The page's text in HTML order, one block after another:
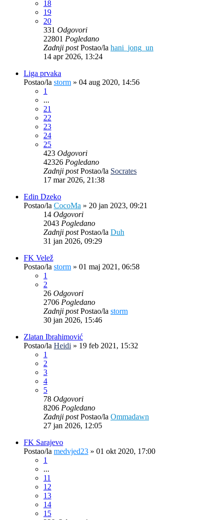
18
19
20
331 Odgovori
22801 Pogledano
Zadnji postPostao/la hani_jong_un
14 apr 2026, 13:24
Liga prvaka
Postao/la storm » 04 aug 2020, 14:56
1
...
21
22
23
24
25
423 Odgovori
42326 Pogledano
Zadnji postPostao/la Socrates
17 mar 2026, 21:38
Edin Dzeko
Postao/la CocoMa » 20 jan 2023, 09:21
14 Odgovori
2043 Pogledano
Zadnji postPostao/la Duh
31 jan 2026, 09:29
FK Velež
Postao/la storm » 01 maj 2021, 06:58
1
2
26 Odgovori
2706 Pogledano
Zadnji postPostao/la storm
30 jan 2026, 15:46
Zlatan Ibrahimović
Postao/la Heidi » 19 feb 2021, 15:32
1
2
3
4
5
78 Odgovori
8206 Pogledano
Zadnji postPostao/la Ommadawn
27 jan 2026, 12:05
FK Sarajevo
Postao/la medvjed23 » 01 okt 2020, 17:00
1
...
11
12
13
14
15